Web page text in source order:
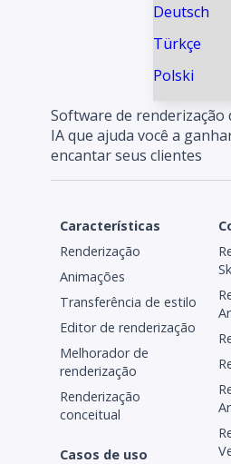
Deutsch
Türkçe
Polski
Software de
IA que ajuda você a
encantar seus clientes
Características
Renderização
Animações
Transferência de estilo
Editor de renderização
Melhorador de
renderização
Renderização
conceitual
Casos de uso